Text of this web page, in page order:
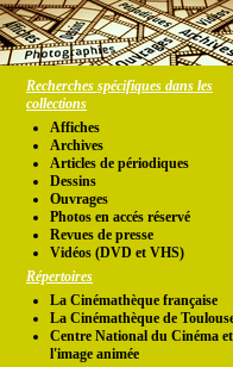
Recherches spécifiques dans les
collections
Affiches
Archives
Articles de périodiques
Dessins
Ouvrages
Photos en accés réservé
Revues de presse
Vidéos (DVD et VHS)
Répertoires
La Cinémathèque française
La Cinémathèque de
Centre National du Cinéma
l'image animée